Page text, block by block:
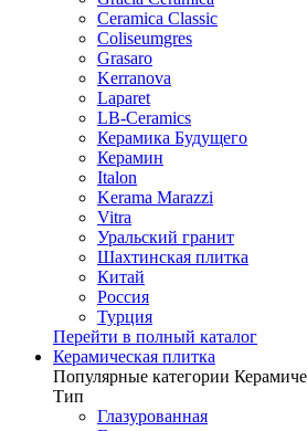
Ceramica Classic
Coliseumgres
Grasaro
Kerranova
Laparet
LB-Ceramics
Керамика Будущего
Керамин
Italon
Kerama Marazzi
Vitra
Уральский гранит
Шахтинская плитка
Китай
Россия
Турция
Перейти в полный каталог
Керамическая плитка
Популярные категории
Тип
Глазурованная